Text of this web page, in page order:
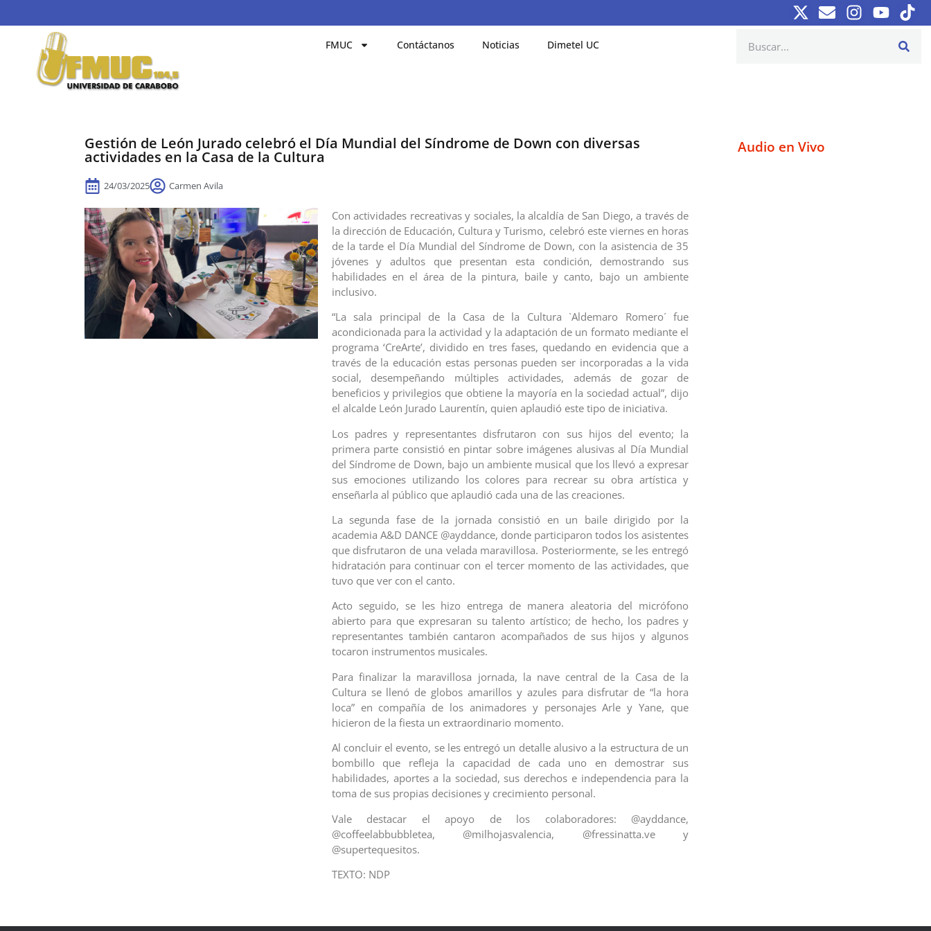
FMUC Contáctanos Noticias Dimetel UC
Gestión de León Jurado celebró el Día Mundial del Síndrome de Down con diversas
actividades en la Casa de la Cultura
24/03/2025 Carmen Avila
Con actividades recreativas y sociales, la alcaldía de San Diego, a través de
la dirección de Educación, Cultura y Turismo, celebró este viernes en horas
de la tarde el Día Mundial del Síndrome de Down, con la asistencia de 35
jóvenes y adultos que presentan esta condición, demostrando sus
habilidades en el área de la pintura, baile y canto, bajo un ambiente
inclusivo.
“La sala principal de la Casa de la Cultura `Aldemaro Romero´ fue
acondicionada para la actividad y la adaptación de un formato mediante el
programa ‘CreArte’, dividido en tres fases, quedando en evidencia que a
través de la educación estas personas pueden ser incorporadas a la vida
social, desempeñando múltiples actividades, además de gozar de
beneficios y privilegios que obtiene la mayoría en la sociedad actual”, dijo
el alcalde León Jurado Laurentín, quien aplaudió este tipo de iniciativa.
Los padres y representantes disfrutaron con sus hijos del evento; la
primera parte consistió en pintar sobre imágenes alusivas al Día Mundial
del Síndrome de Down, bajo un ambiente musical que los llevó a expresar
sus emociones utilizando los colores para recrear su obra artística y
enseñarla al público que aplaudió cada una de las creaciones.
La segunda fase de la jornada consistió en un baile dirigido por la
academia A&D DANCE @ayddance, donde participaron todos los asistentes
que disfrutaron de una velada maravillosa. Posteriormente, se les entregó
hidratación para continuar con el tercer momento de las actividades, que
tuvo que ver con el canto.
Acto seguido, se les hizo entrega de manera aleatoria del micrófono
abierto para que expresaran su talento artístico; de hecho, los padres y
representantes también cantaron acompañados de sus hijos y algunos
tocaron instrumentos musicales.
Para finalizar la maravillosa jornada, la nave central de la Casa de la
Cultura se llenó de globos amarillos y azules para disfrutar de “la hora
loca” en compañía de los animadores y personajes Arle y Yane, que
hicieron de la fiesta un extraordinario momento.
Al concluir el evento, se les entregó un detalle alusivo a la estructura de un
bombillo que refleja la capacidad de cada uno en demostrar sus
habilidades, aportes a la sociedad, sus derechos e independencia para la
toma de sus propias decisiones y crecimiento personal.
Vale destacar el apoyo de los colaboradores: @ayddance,
@coffeelabbubbletea, @milhojasvalencia, @fressinatta.ve y
@supertequesitos.
TEXTO: NDP
Audio en Vivo